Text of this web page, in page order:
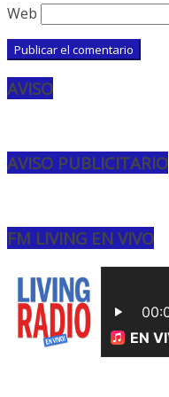
Web
AVISO
AVISO PUBLICITARIO
FM LIVING EN VIVO